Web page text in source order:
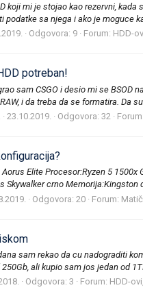
koji mi je stojao kao rezervni,
podatke sa njega i ako je moguce
Odgovora: 9 Forum: HDD-
potreban!
sam CSGO i desio mi se
i da treba da se formatira. Da su
23.10.2019. Odgovora: 32 Forum:
Elite Procesor:Ryzen 5 1500x
Skywalker crno Memorija:Kingston
Odgovora: 20 Forum:
sam rekao da cu nadograditi
ali kupio sam jos jedan od
Odgovora: 3 Forum: HDD-